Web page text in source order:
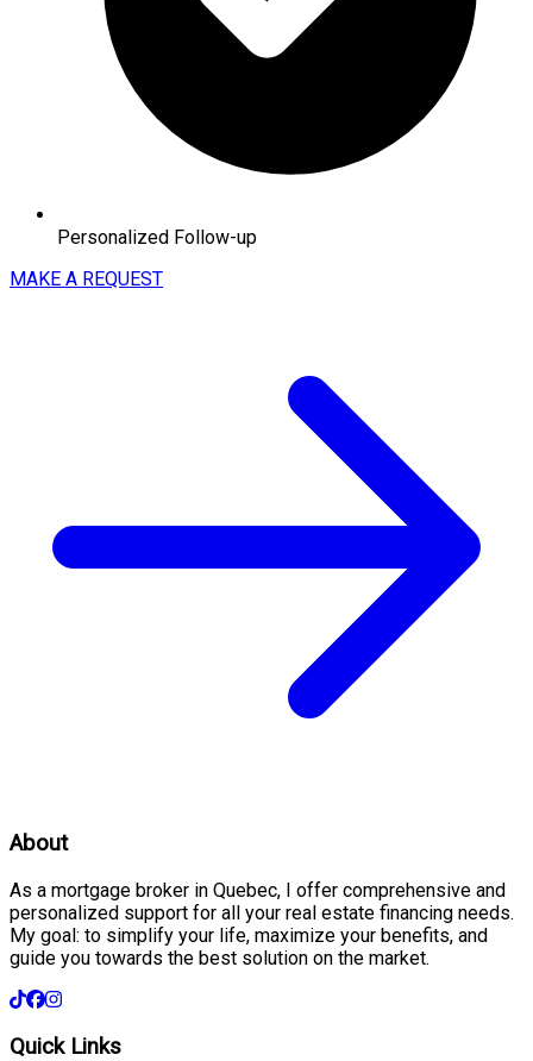
Personalized Follow-up
MAKE A REQUEST
About
As a mortgage broker in Quebec, I offer comprehensive and
personalized support for all your real estate financing needs.
My goal: to simplify your life, maximize your benefits, and
guide you towards the best solution on the market.
Quick Links